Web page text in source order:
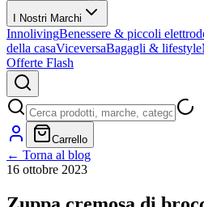
I Nostri Marchi
InnolivingBenessere & piccoli
della casaViceversaBagagli & lifestyle
Offerte Flash
Carrello
← Torna al blog
16 ottobre 2023